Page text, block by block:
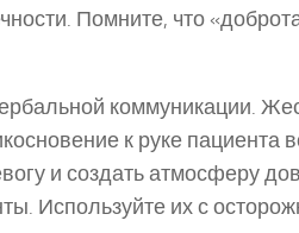
Помните, что
коммуникации.
к руке пациента
и создать атмосферу
Используйте их с